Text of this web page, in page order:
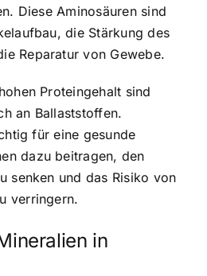
Diese Aminosäuren sind
die Stärkung des
Reparatur von Gewebe.
Proteingehalt sind
an Ballaststoffen.
für eine gesunde
dazu beitragen, den
senken und das Risiko von
verringern.
in